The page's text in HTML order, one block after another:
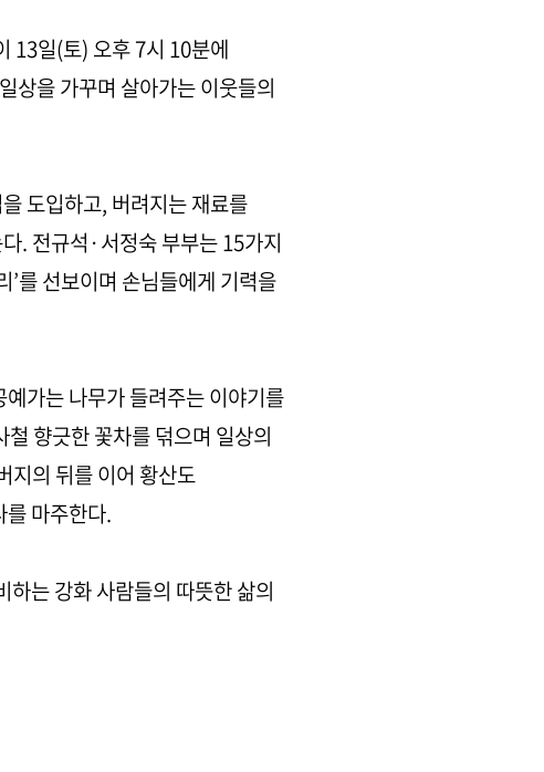
13일(토) 오후 7시 10분에
상을 가꾸며 살아가는 이웃들의
도입하고, 버려지는 재료를
. 전규석·서정숙 부부는 15가지
’를 선보이며 손님들에게 기력을
가는 나무가 들려주는 이야기를
향긋한 꽃차를 덖으며 일상의
지의 뒤를 이어 황산도
마주한다.
는 강화 사람들의 따뜻한 삶의